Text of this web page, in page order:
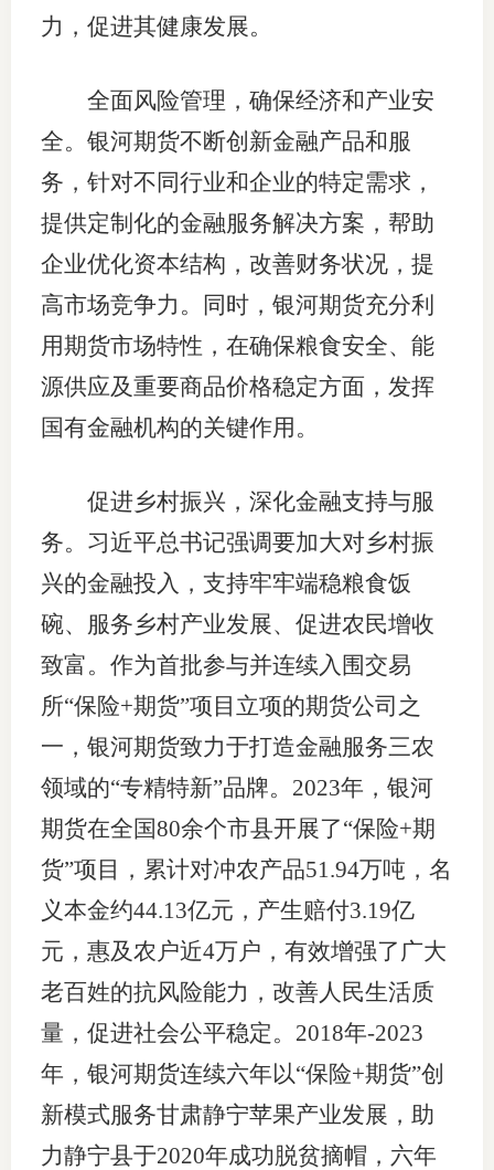
力，促进其健康发展。
全面风险管理，确保经济和产业安
全。银河期货不断创新金融产品和服
务，针对不同行业和企业的特定需求，
提供定制化的金融服务解决方案，帮助
企业优化资本结构，改善财务状况，提
高市场竞争力。同时，银河期货充分利
用期货市场特性，在确保粮食安全、能
源供应及重要商品价格稳定方面，发挥
国有金融机构的关键作用。
促进乡村振兴，深化金融支持与服
务。习近平总书记强调要加大对乡村振
兴的金融投入，支持牢牢端稳粮食饭
碗、服务乡村产业发展、促进农民增收
致富。作为首批参与并连续入围交易
所“保险+期货”项目立项的期货公司之
一，银河期货致力于打造金融服务三农
领域的“专精特新”品牌。2023年，银河
期货在全国80余个市县开展了“保险+期
货”项目，累计对冲农产品51.94万吨，名
义本金约44.13亿元，产生赔付3.19亿
元，惠及农户近4万户，有效增强了广大
老百姓的抗风险能力，改善人民生活质
量，促进社会公平稳定。2018年-2023
年，银河期货连续六年以“保险+期货”创
新模式服务甘肃静宁苹果产业发展，助
力静宁县于2020年成功脱贫摘帽，六年